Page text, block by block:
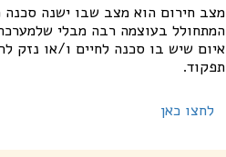
מצב חירום הוא מצב שבו ישנה סכנה
המתחולל בעוצמה רבה מבלי
איום שיש בו סכנה לחיים ו/או נזק
תפקוד.
לחצו כאן